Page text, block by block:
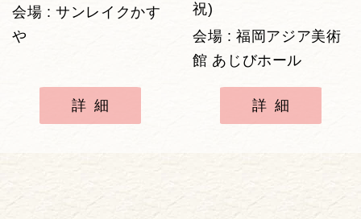
会場 : サンレイクかす
や
詳細
祝)
会場 : 福岡アジア美術
館 あじびホール
詳細